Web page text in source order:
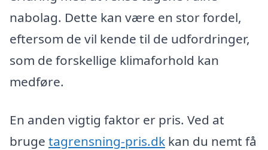
nabolag. Dette kan være en stor fordel,
eftersom de vil kende til de udfordringer,
som de forskellige klimaforhold kan
medføre.
En anden vigtig faktor er pris. Ved at
bruge tagrensning-pris.dk kan du nemt få